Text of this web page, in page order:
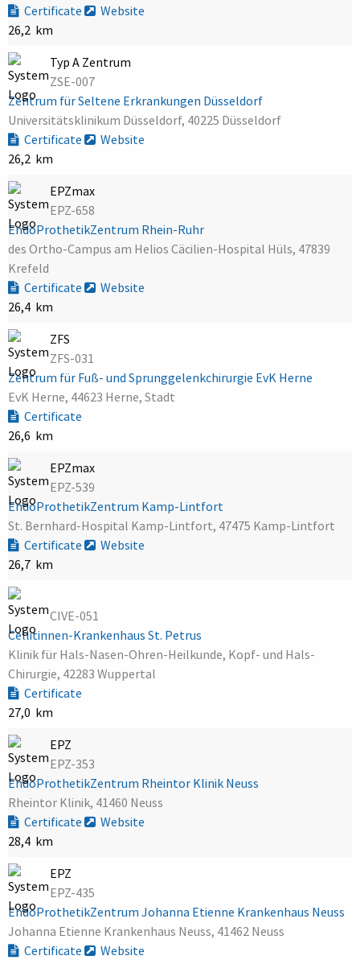
Certificate
Website
26,2 km
Typ A Zentrum
ZSE-007
Zentrum für Seltene Erkrankungen Düsseldorf
Universitätsklinikum Düsseldorf, 40225 Düsseldorf
Certificate
Website
26,2 km
EPZmax
EPZ-658
EndoProthetikZentrum Rhein-Ruhr
des Ortho-Campus am Helios Cäcilien-Hospital Hüls, 47839
Krefeld
Certificate
Website
26,4 km
ZFS
ZFS-031
Zentrum für Fuß- und Sprunggelenkchirurgie EvK Herne
EvK Herne, 44623 Herne, Stadt
Certificate
26,6 km
EPZmax
EPZ-539
EndoProthetikZentrum Kamp-Lintfort
St. Bernhard-Hospital Kamp-Lintfort, 47475 Kamp-Lintfort
Certificate
Website
26,7 km
CIVE-051
Cellitinnen-Krankenhaus St. Petrus
Klinik für Hals-Nasen-Ohren-Heilkunde, Kopf- und Hals-
Chirurgie, 42283 Wuppertal
Certificate
27,0 km
EPZ
EPZ-353
EndoProthetikZentrum Rheintor Klinik Neuss
Rheintor Klinik, 41460 Neuss
Certificate
Website
28,4 km
EPZ
EPZ-435
EndoProthetikZentrum Johanna Etienne Krankenhaus Neuss
Johanna Etienne Krankenhaus Neuss, 41462 Neuss
Certificate
Website